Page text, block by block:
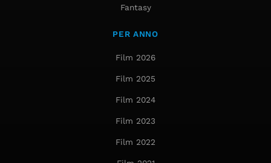
Fantasy
PER ANNO
Film 2026
Film 2025
Film 2024
Film 2023
Film 2022